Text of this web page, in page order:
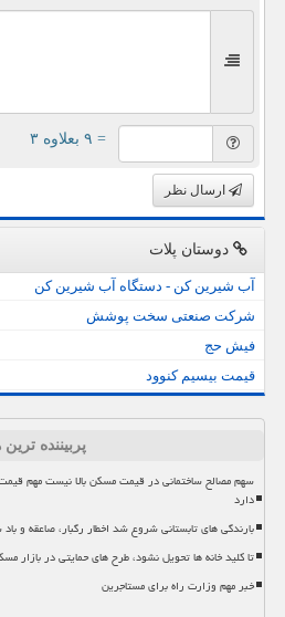
= ۹ بعلاوه ۳
ارسال نظر
دوستان پلات
آب شیرین کن - دستگاه آب شیرین کن
شرکت صنعتی سخت پوشش
فیش حج
قیمت بیسیم کنوود
پربیننده ترین
سهم مصالح ساختمانی در قیمت مسکن بالا نیست مهم
دارد
بارندگی های تابستانی شروع شد اخطار رگبار، صاعقه و باد شدید
تا کلید خانه ها تحویل نشود، طرح های حمایتی در بازار
خبر مهم وزارت راه برای مستاجرین